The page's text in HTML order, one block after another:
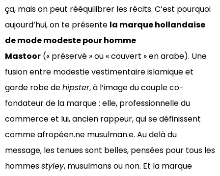
ça, mais on peut rééquilibrer les récits. C’est pourquoi
aujourd’hui, on te présente la marque hollandaise
de mode modeste pour homme
Mastoor (« préservé » ou « couvert » en arabe). Une
fusion entre modestie vestimentaire islamique et
garde robe dehipster, à l’image du couple co-
fondateur de la marque : elle, professionnelle du
commerce et lui, ancien rappeur, qui se définissent
comme afropéen.ne musulman.e. Au delà du
message, les tenues sont belles, pensées pour tous les
hommesstyley, musulmans ou non. Et la marque